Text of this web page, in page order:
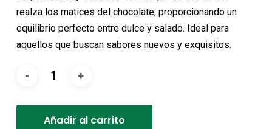
realza los matices del chocolate, proporcionando un
equilibrio perfecto entre dulce y salado. Ideal para
aquellos que buscan sabores nuevos y exquisitos.
Añadir al carrito